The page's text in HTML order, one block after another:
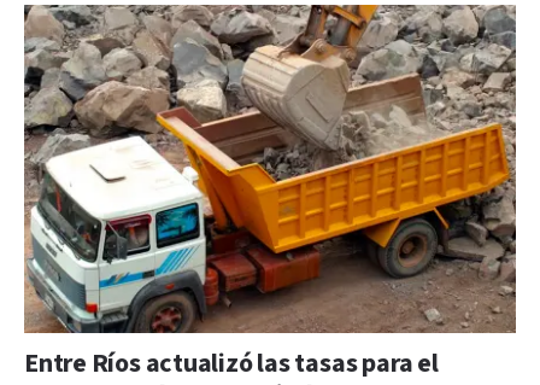
Entre Ríos actualizó las tasas para el